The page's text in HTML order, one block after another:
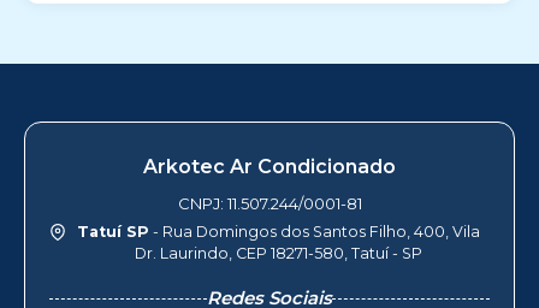
Arkotec Ar Condicionado
CNPJ: 11.507.244/0001-81
Tatuí SP - Rua Domingos dos Santos Filho, 400, Vila
Dr. Laurindo, CEP 18271-580, Tatuí - SP
Redes Sociais